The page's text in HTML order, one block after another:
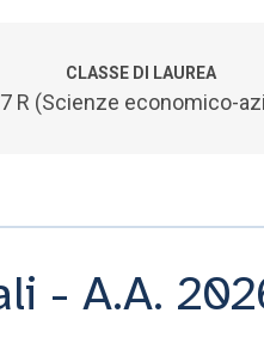
CLASSE DI LAUREA
R (Scienze economico-
- A.A.